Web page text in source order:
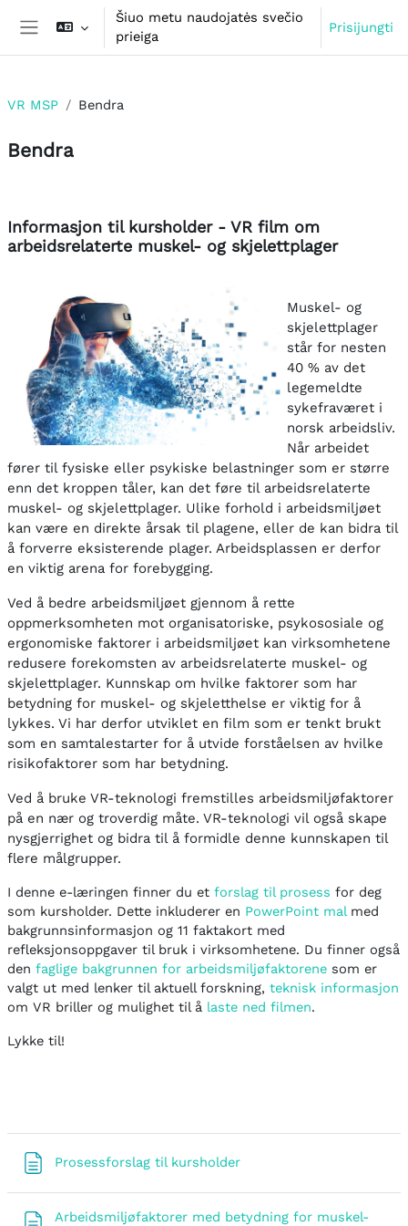
Pereiti į pagrindinį turinį
Šoninis skydelis
Šiuo metu naudojatės svečio
prieiga
Prisijungti
VR MSP Bendra
Bendra
Informasjon til kursholder - VR film om
arbeidsrelaterte muskel- og skjelettplager
Muskel- og
skjelettplager
står for nesten
40 % av det
legemeldte
sykefraværet i
norsk arbeidsliv.
Når arbeidet
fører til fysiske eller psykiske belastninger som er større
enn det kroppen tåler, kan det føre til arbeidsrelaterte
muskel- og skjelettplager. Ulike forhold i arbeidsmiljøet
kan være en direkte årsak til plagene, eller de kan bidra til
å forverre eksisterende plager. Arbeidsplassen er derfor
en viktig arena for forebygging.
Ved å bedre arbeidsmiljøet gjennom å rette
oppmerksomheten mot organisatoriske, psykososiale og
ergonomiske faktorer i arbeidsmiljøet kan virksomhetene
redusere forekomsten av arbeidsrelaterte muskel- og
skjelettplager. Kunnskap om hvilke faktorer som har
betydning for muskel- og skjeletthelse er viktig for å
lykkes. Vi har derfor utviklet en film som er tenkt brukt
som en samtalestarter for å utvide forståelsen av hvilke
risikofaktorer som har betydning.
Ved å bruke VR-teknologi fremstilles arbeidsmiljøfaktorer
på en nær og troverdig måte. VR-teknologi vil også skape
nysgjerrighet og bidra til å formidle denne kunnskapen til
flere målgrupper.
I denne e-læringen finner du et forslag til prosess for deg
som kursholder. Dette inkluderer en PowerPoint malmed
bakgrunnsinformasjon og 11 faktakort med
refleksjonsoppgaver til bruk i virksomhetene. Du finner også
den faglige bakgrunnen for arbeidsmiljøfaktorene som er
valgt ut med lenker til aktuell forskning, teknisk informasjon
om VR briller og mulighet til å laste ned filmen.
Lykke til!
Prosessforslag til kursholderPuslapis
Arbeidsmiljøfaktorer med betydning for muskel-